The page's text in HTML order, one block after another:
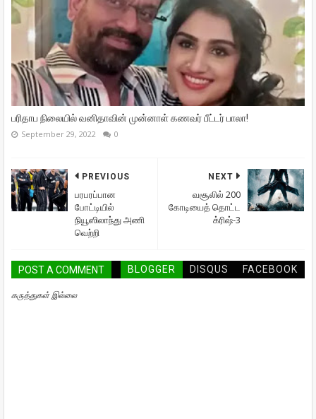
பரிதாப நிலையில் வனிதாவின் முன்னாள் கணவர் பீட்டர் பாலா!
September 29, 2022 0
NEXT
வசூலில் 200
கோடியைத் தொட்ட
க்ரிஷ்-3
PREVIOUS
பரபரப்பான
போட்டியில்
நியூஸிலாந்து அணி
வெற்றி
POST A COMMENT BLOGGER DISQUS FACEBOOK
கருத்துகள் இல்லை